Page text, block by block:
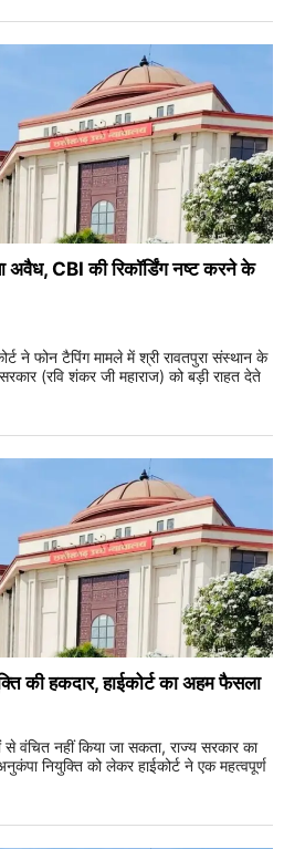
अवैध, CBI की रिकॉर्डिंग नष्ट करने के
ने फोन टैपिंग मामले में श्री रावतपुरा संस्थान के
(रवि शंकर जी महाराज) को बड़ी राहत देते
की हकदार, हाईकोर्ट का अहम फैसला
से वंचित नहीं किया जा सकता, राज्य सरकार का
नियुक्ति को लेकर हाईकोर्ट ने एक महत्वपूर्ण